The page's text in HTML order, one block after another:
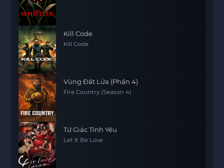
Kill Code
Kill Code
Vùng Đất Lửa (Phần 4)
Fire Country (Season 4)
Tứ Giác Tình Yêu
Let It Be Love